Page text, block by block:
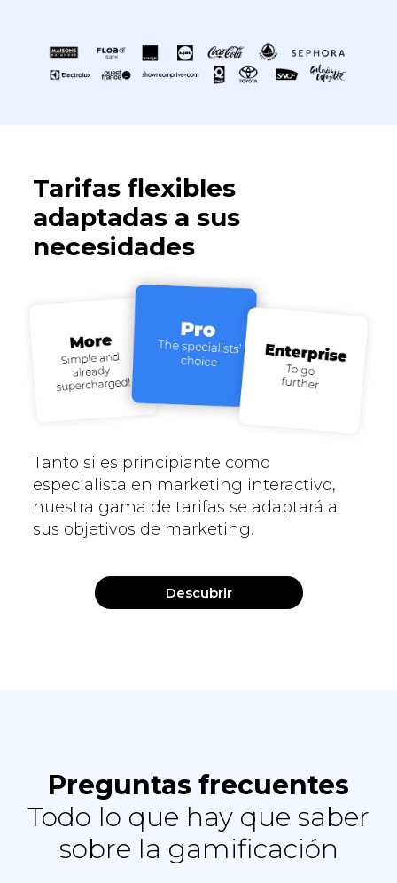
Tarifas flexibles
adaptadas a sus
necesidades
Tanto si es principiante como
especialista en marketing interactivo,
nuestra gama de tarifas se adaptará a
sus objetivos de marketing.
Descubrir
Preguntas frecuentes
Todo lo que hay que saber
sobre la gamificación